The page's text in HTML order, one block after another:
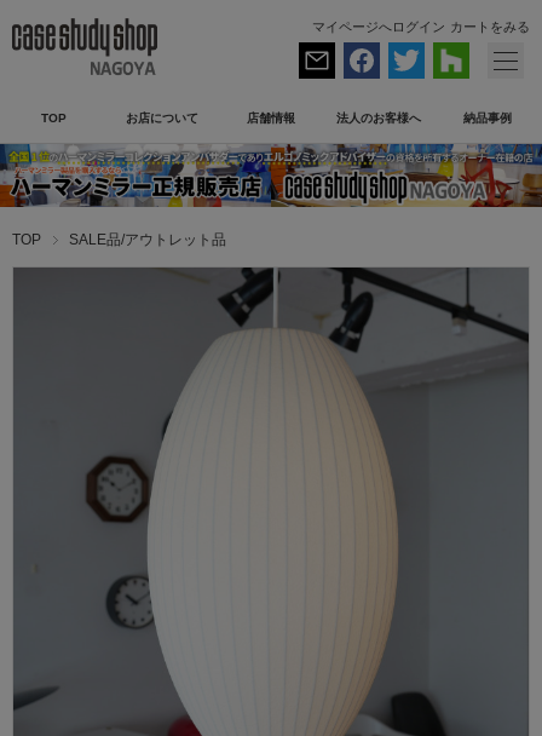
マイページへログイン カートをみる
TOP お店について 店舗情報 法人のお客様へ 納品事例
TOP SALE品/アウトレット品